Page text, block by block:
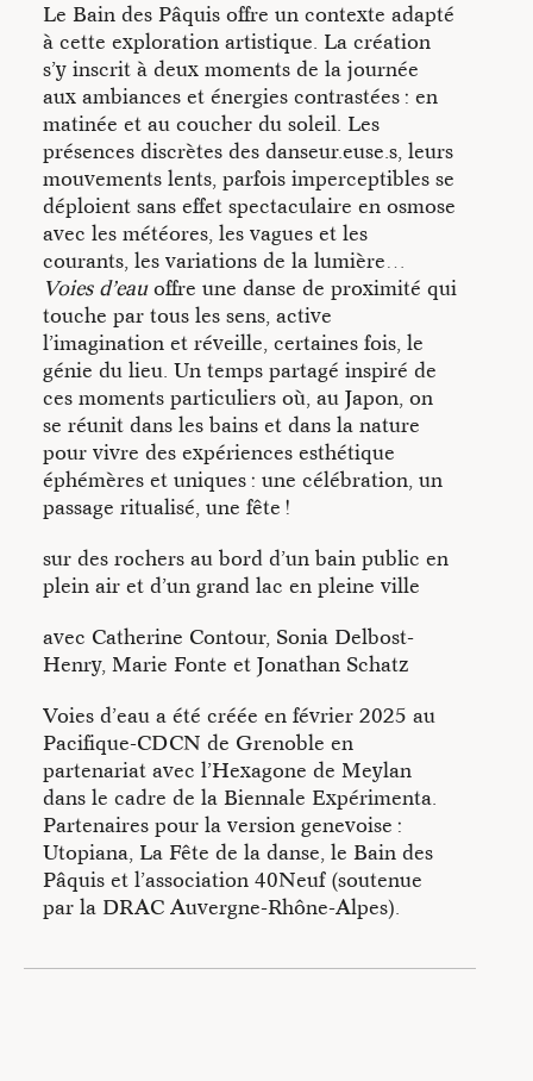
Le Bain des Pâquis offre un contexte adapté
à cette exploration artistique. La création
s’y inscrit à deux moments de la journée
aux ambiances et énergies contrastées : en
matinée et au coucher du soleil. Les
présences discrètes des danseur.euse.s, leurs
mouvements lents, parfois imperceptibles se
déploient sans effet spectaculaire en osmose
avec les météores, les vagues et les
courants, les variations de la lumière…
Voies d’eauoffre une danse de proximité qui
touche par tous les sens, active
l’imagination et réveille, certaines fois, le
génie du lieu. Un temps partagé inspiré de
ces moments particuliers où, au Japon, on
se réunit dans les bains et dans la nature
pour vivre des expériences esthétique
éphémères et uniques : une célébration, un
passage ritualisé, une fête !
sur des rochers au bord d’un bain public en
plein air et d’un grand lac en pleine ville
avec Catherine Contour, Sonia Delbost-
Henry, Marie Fonte et Jonathan Schatz
Voies d’eau a été créée en février 2025 au
Pacifique-CDCN de Grenoble en
partenariat avec l’Hexagone de Meylan
dans le cadre de la Biennale Expérimenta.
Partenaires pour la version genevoise :
Utopiana, La Fête de la danse, le Bain des
Pâquis et l’association 40Neuf (soutenue
par la DRAC Auvergne-Rhône-Alpes).